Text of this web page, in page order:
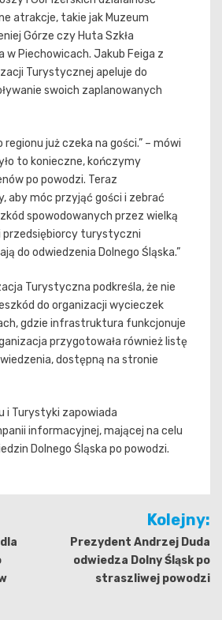
atrakcje, takie jak Muzeum
Górze czy Huta Szkła
w Piechowicach. Jakub Feiga z
Turystycznej apeluje do
swoich zaplanowanych
regionu już czeka na gości.” – mówi
to konieczne, kończymy
po powodzi. Teraz
aby móc przyjąć gości i zebrać
spowodowanych przez wielką
przedsiębiorcy turystyczni
do odwiedzenia Dolnego Śląska.”
Turystyczna podkreśla, że nie
do organizacji wycieczek
gdzie infrastruktura funkcjonuje
przygotowała również listę
dostępną na stronie
i Turystyki zapowiada
informacyjnej, mającej na celu
Dolnego Śląska po powodzi.
Kolejny:
Prezydent Andrzej Duda
odwiedza Dolny Śląsk po
straszliwej powodzi